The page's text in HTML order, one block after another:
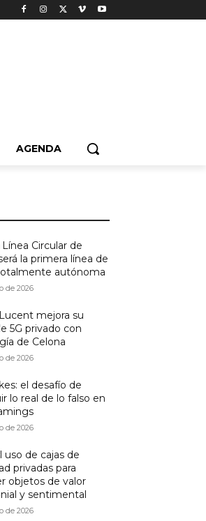
AGENDA
Línea Circular de
la primera línea de
autónoma
de 2026
mejora su
5G privado con
de Celona
de 2026
el desafío de
lo real de lo falso en
de 2026
uso de cajas de
privadas para
objetos de valor
y sentimental
de 2026